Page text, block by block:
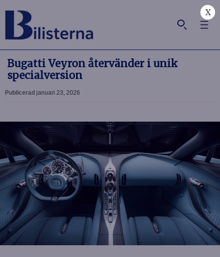
X
Bugatti Veyron återvänder i unik
specialversion
Publicerad januari 23, 2026